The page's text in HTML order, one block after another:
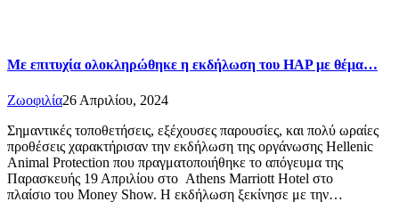
Με επιτυχία ολοκληρώθηκε η εκδήλωση του HAP με θέμα…
Ζωοφιλία26 Απριλίου, 2024
Σημαντικές τοποθετήσεις, εξέχουσες παρουσίες, και πολύ ωραίες
προθέσεις χαρακτήρισαν την εκδήλωση της οργάνωσης Hellenic
Animal Protection που πραγματοποιήθηκε το απόγευμα της
Παρασκευής 19 Απριλίου στο Athens Marriott Hotel στο
πλαίσιο του Money Show. Η εκδήλωση ξεκίνησε με την…